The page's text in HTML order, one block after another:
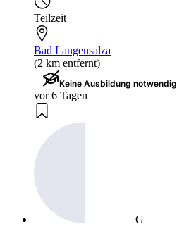
Teilzeit
Bad Langensalza
(2 km entfernt)
Keine Ausbildung notwendig
vor 6 Tagen
G